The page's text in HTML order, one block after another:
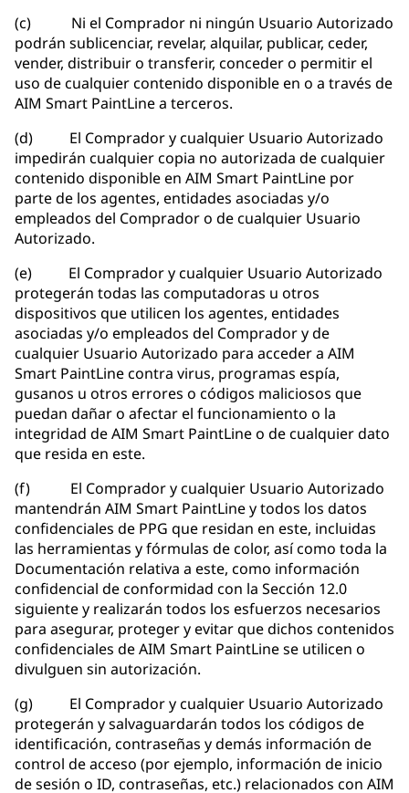
(c) Ni el Comprador ni ningún Usuario Autorizado
podrán sublicenciar, revelar, alquilar, publicar, ceder,
vender, distribuir o transferir, conceder o permitir el
uso de cualquier contenido disponible en o a través de
AIM Smart PaintLine a terceros.
(d) El Comprador y cualquier Usuario Autorizado
impedirán cualquier copia no autorizada de cualquier
contenido disponible en AIM Smart PaintLine por
parte de los agentes, entidades asociadas y/o
empleados del Comprador o de cualquier Usuario
Autorizado.
(e) El Comprador y cualquier Usuario Autorizado
protegerán todas las computadoras u otros
dispositivos que utilicen los agentes, entidades
asociadas y/o empleados del Comprador y de
cualquier Usuario Autorizado para acceder a AIM
Smart PaintLine contra virus, programas espía,
gusanos u otros errores o códigos maliciosos que
puedan dañar o afectar el funcionamiento o la
integridad de AIM Smart PaintLine o de cualquier dato
que resida en este.
(f) El Comprador y cualquier Usuario Autorizado
mantendrán AIM Smart PaintLine y todos los datos
confidenciales de PPG que residan en este, incluidas
las herramientas y fórmulas de color, así como toda la
Documentación relativa a este, como información
confidencial de conformidad con la Sección 12.0
siguiente y realizarán todos los esfuerzos necesarios
para asegurar, proteger y evitar que dichos contenidos
confidenciales de AIM Smart PaintLine se utilicen o
divulguen sin autorización.
(g) El Comprador y cualquier Usuario Autorizado
protegerán y salvaguardarán todos los códigos de
identificación, contraseñas y demás información de
control de acceso (por ejemplo, información de inicio
de sesión o ID, contraseñas, etc.) relacionados con AIM